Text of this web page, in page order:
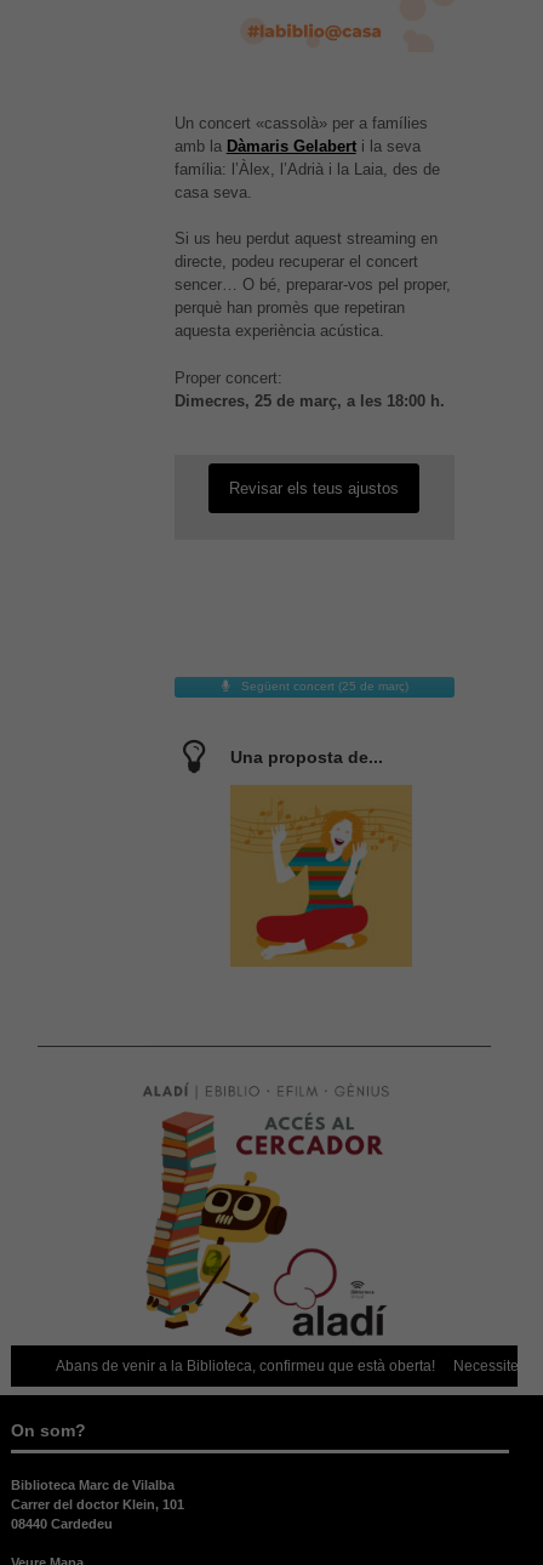
Un concert «cassolà» per a famílies
amb la Dàmaris Gelaberti la seva
família: l’Àlex, l’Adrià i la Laia, des de
casa seva.
Si us heu perdut aquest streaming en
directe, podeu recuperar el concert
sencer… O bé, preparar-vos pel proper,
perquè han promès que repetiran
aquesta experiència acústica.
Proper concert:
Dimecres, 25 de març, a les 18:00 h.
És possible que la vostra
aquest contingut. El més probable
és que tinguis l'experiència
Revisar els teus ajustos
Següent concert (25 de març)
Una proposta de...
Abans de venir a la Biblioteca, confirmeu que està oberta! Necessiteu
On som?
Biblioteca Marc de Vilalba
Carrer del doctor Klein, 101
08440 Cardedeu